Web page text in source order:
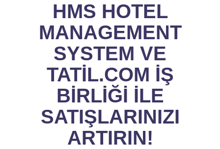
HMS HOTEL
MANAGEMENT
SYSTEM VE
TATİL.COM İŞ
BİRLİĞİ İLE
SATIŞLARINIZI
ARTIRIN!